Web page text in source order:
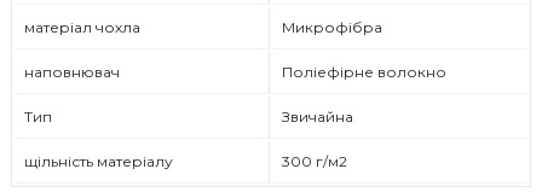
матеріал чохла Микрофібра
наповнювач Поліефірне волокно
Тип Звичайна
щільність матеріалу 300 г/м2